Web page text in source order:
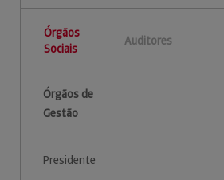
Órgãos
Sociais
Auditores
Órgãos de
Gestão
Presidente